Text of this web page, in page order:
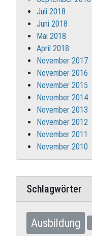
Juli 2018
Juni 2018
Mai 2018
April 2018
November 2017
November 2016
November 2015
November 2014
November 2013
November 2012
November 2011
November 2010
Schlagwörter
Ausbildung